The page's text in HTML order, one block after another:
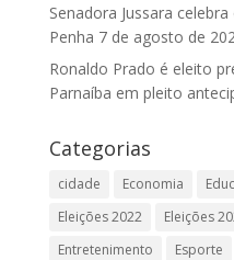
Senadora Jussara
Penha 7 de agosto de
Ronaldo Prado é eleito
Parnaíba em pleito
Categorias
cidade Economia
Eleições 2022
Eleições
Entretenimento
Esporte